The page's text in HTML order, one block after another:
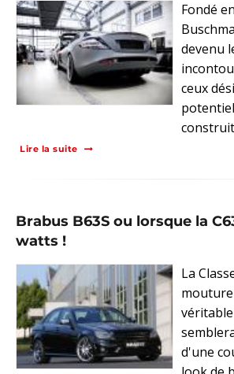
Fondé
devenu
ceux
Lire la suite
Brabus B63S ou lorsque la
watts !
La
d'une